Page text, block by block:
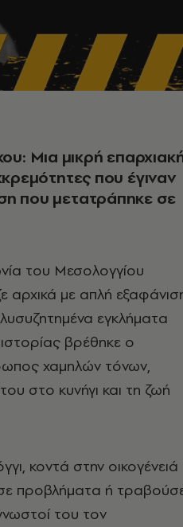
Μια μικρή
που έγιναν
που μετατράπηκε σε
του Μεσολογγίου
αρχικά με απλή
εγκλήματα
βρέθηκε ο
χαμηλών τόνων,
στο κυνήγι και τη ζωή
κοντά στην οικογένειά
προβλήματα ή
του τον